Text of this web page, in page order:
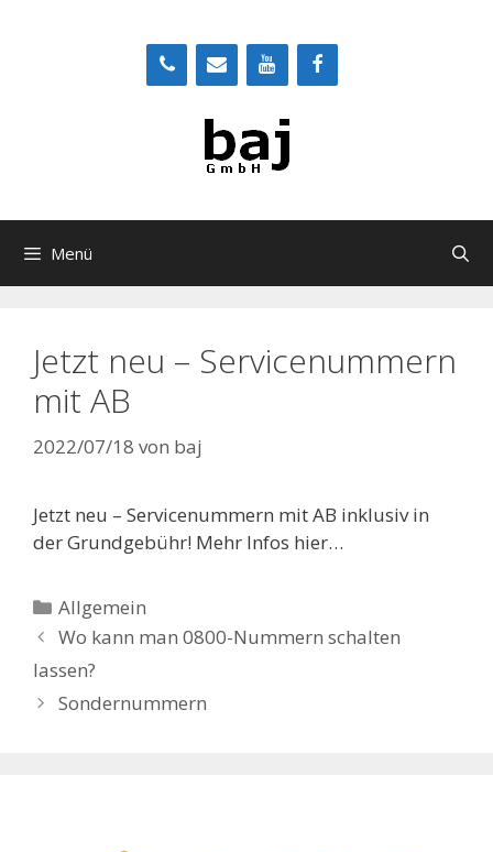
Menü
Jetzt neu – Servicenummern
mit AB
2022/07/18 von baj
Jetzt neu – Servicenummern mit AB inklusiv in
der Grundgebühr! Mehr Infos hier…
Kategorien
Allgemein
Wo kann man 0800-Nummern schalten
lassen?
Sondernummern